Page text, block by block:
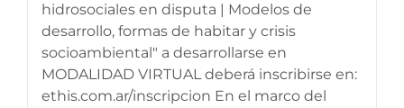
hidrosociales en disputa | Modelos de
desarrollo, formas de habitar y crisis
socioambiental" a desarrollarse en
MODALIDAD VIRTUAL deberá inscribirse en:
ethis.com.ar/inscripcion En el marco del